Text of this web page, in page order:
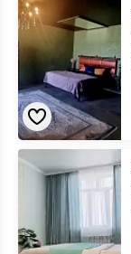
дизайнерским
интерьером»
1-
комнатная
квартира
«С
Камином»
квартира